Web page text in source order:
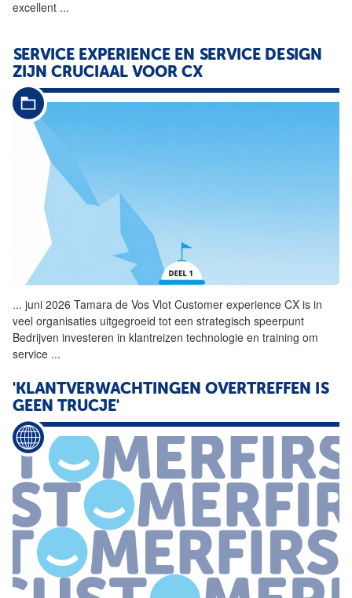
excellent ...
SERVICE EXPERIENCE EN SERVICE DESIGN
ZIJN CRUCIAAL VOOR CX
... juni 2026 Tamara de Vos Vlot Customer experience CX is in
veel organisaties uitgegroeid tot een strategisch speerpunt
Bedrijven investeren in klantreizen technologie en training om
service ...
'KLANTVERWACHTINGEN OVERTREFFEN IS
GEEN TRUCJE'